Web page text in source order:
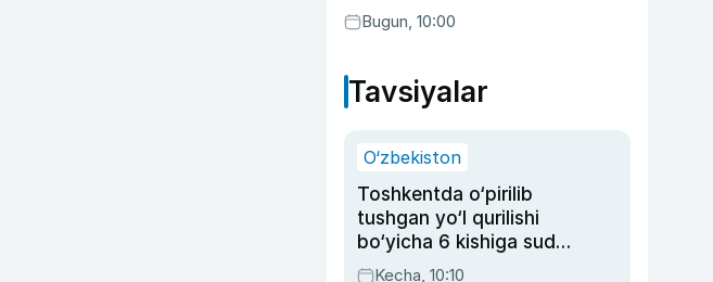
Bugun, 10:00
Tavsiyalar
O‘zbekiston
Toshkentda o‘pirilib
tushgan yo‘l qurilishi
bo‘yicha 6 kishiga sud
hukmi o‘qildi
Kecha, 10:10